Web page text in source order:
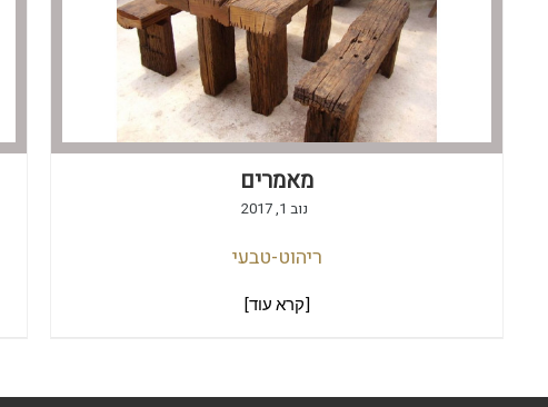
מאמרים
נוב 1, 2017
ריהוט-טבעי
[קרא עוד]